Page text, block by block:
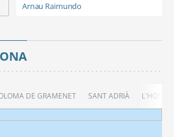
Arnau Raimundo
DE GRAMENET SANT ADRIÀ